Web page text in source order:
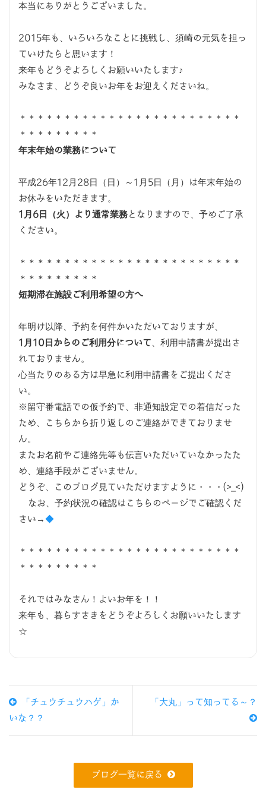
本当にありがとうございました。
2015年も、いろいろなことに挑戦し、須崎の元気を担っ
ていけたらと思います！
来年もどうぞよろしくお願いいたします♪
みなさま、どうぞ良いお年をお迎えくださいね。
＊＊＊＊＊＊＊＊＊＊＊＊＊＊＊＊＊＊＊＊＊＊＊＊＊
＊＊＊＊＊＊＊＊＊
年末年始の業務について
平成26年12月28日（日）～1月5日（月）は年末年始の
お休みをいただきます。
1月6日（火）より通常業務となりますので、予めご了承
ください。
＊＊＊＊＊＊＊＊＊＊＊＊＊＊＊＊＊＊＊＊＊＊＊＊＊
＊＊＊＊＊＊＊＊＊
短期滞在施設ご利用希望の方へ
年明け以降、予約を何件かいただいておりますが、
1月10日からのご利用分について、利用申請書が提出さ
れておりません。
心当たりのある方は早急に利用申請書をご提出くださ
い。
※留守番電話での仮予約で、非通知設定での着信だった
ため、こちらから折り返しのご連絡ができておりませ
ん。
またお名前やご連絡先等も伝言いただいていなかったた
め、連絡手段がございません。
どうぞ、このブログ見ていただけますように・・・(>_<)
なお、予約状況の確認はこちらのページでご確認くだ
さい→◆
＊＊＊＊＊＊＊＊＊＊＊＊＊＊＊＊＊＊＊＊＊＊＊＊＊
＊＊＊＊＊＊＊＊＊
それではみなさん！よいお年を！！
来年も、暮らすさきをどうぞよろしくお願いいたします
☆
「チュウチュウハゲ」か
いな？？
「大丸」って知ってる～？
ブログ一覧に戻る